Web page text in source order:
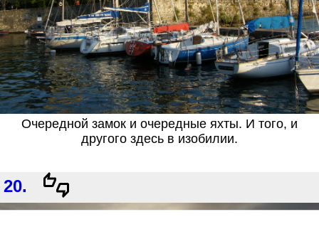
Очередной замок и очередные яхты. И того, и
другого здесь в изобилии.
20.